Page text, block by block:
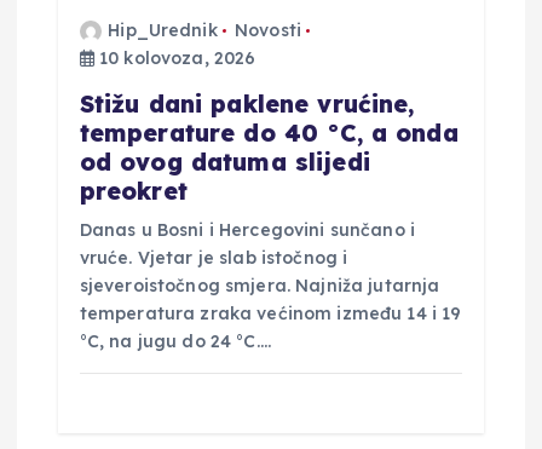
Hip_Urednik
Novosti
10 kolovoza, 2026
Stižu dani paklene vrućine,
temperature do 40 °C, a onda
od ovog datuma slijedi
preokret
Danas u Bosni i Hercegovini sunčano i
vruće. Vjetar je slab istočnog i
sjeveroistočnog smjera. Najniža jutarnja
temperatura zraka većinom između 14 i 19
°C, na jugu do 24 °C.…